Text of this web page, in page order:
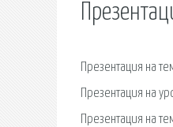
Презентация на
Презентация на
Презентация на